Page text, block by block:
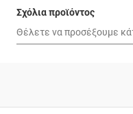
Σχόλια προϊόντος